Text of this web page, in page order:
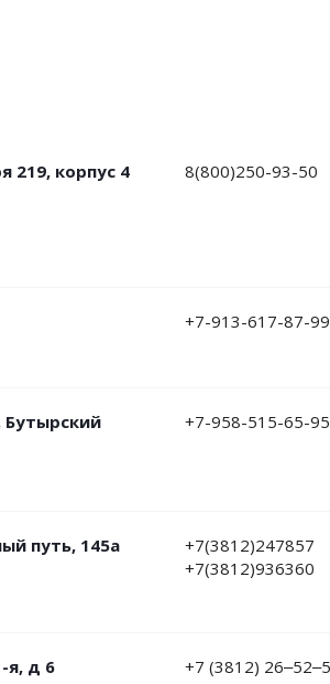
219, корпус 4 8(800)250-93-50
+7-913-617-87-99
Бутырский
+7-958-515-65-95
путь, 145а
+7(3812)247857
+7(3812)936360
я, д 6 +7 (3812)